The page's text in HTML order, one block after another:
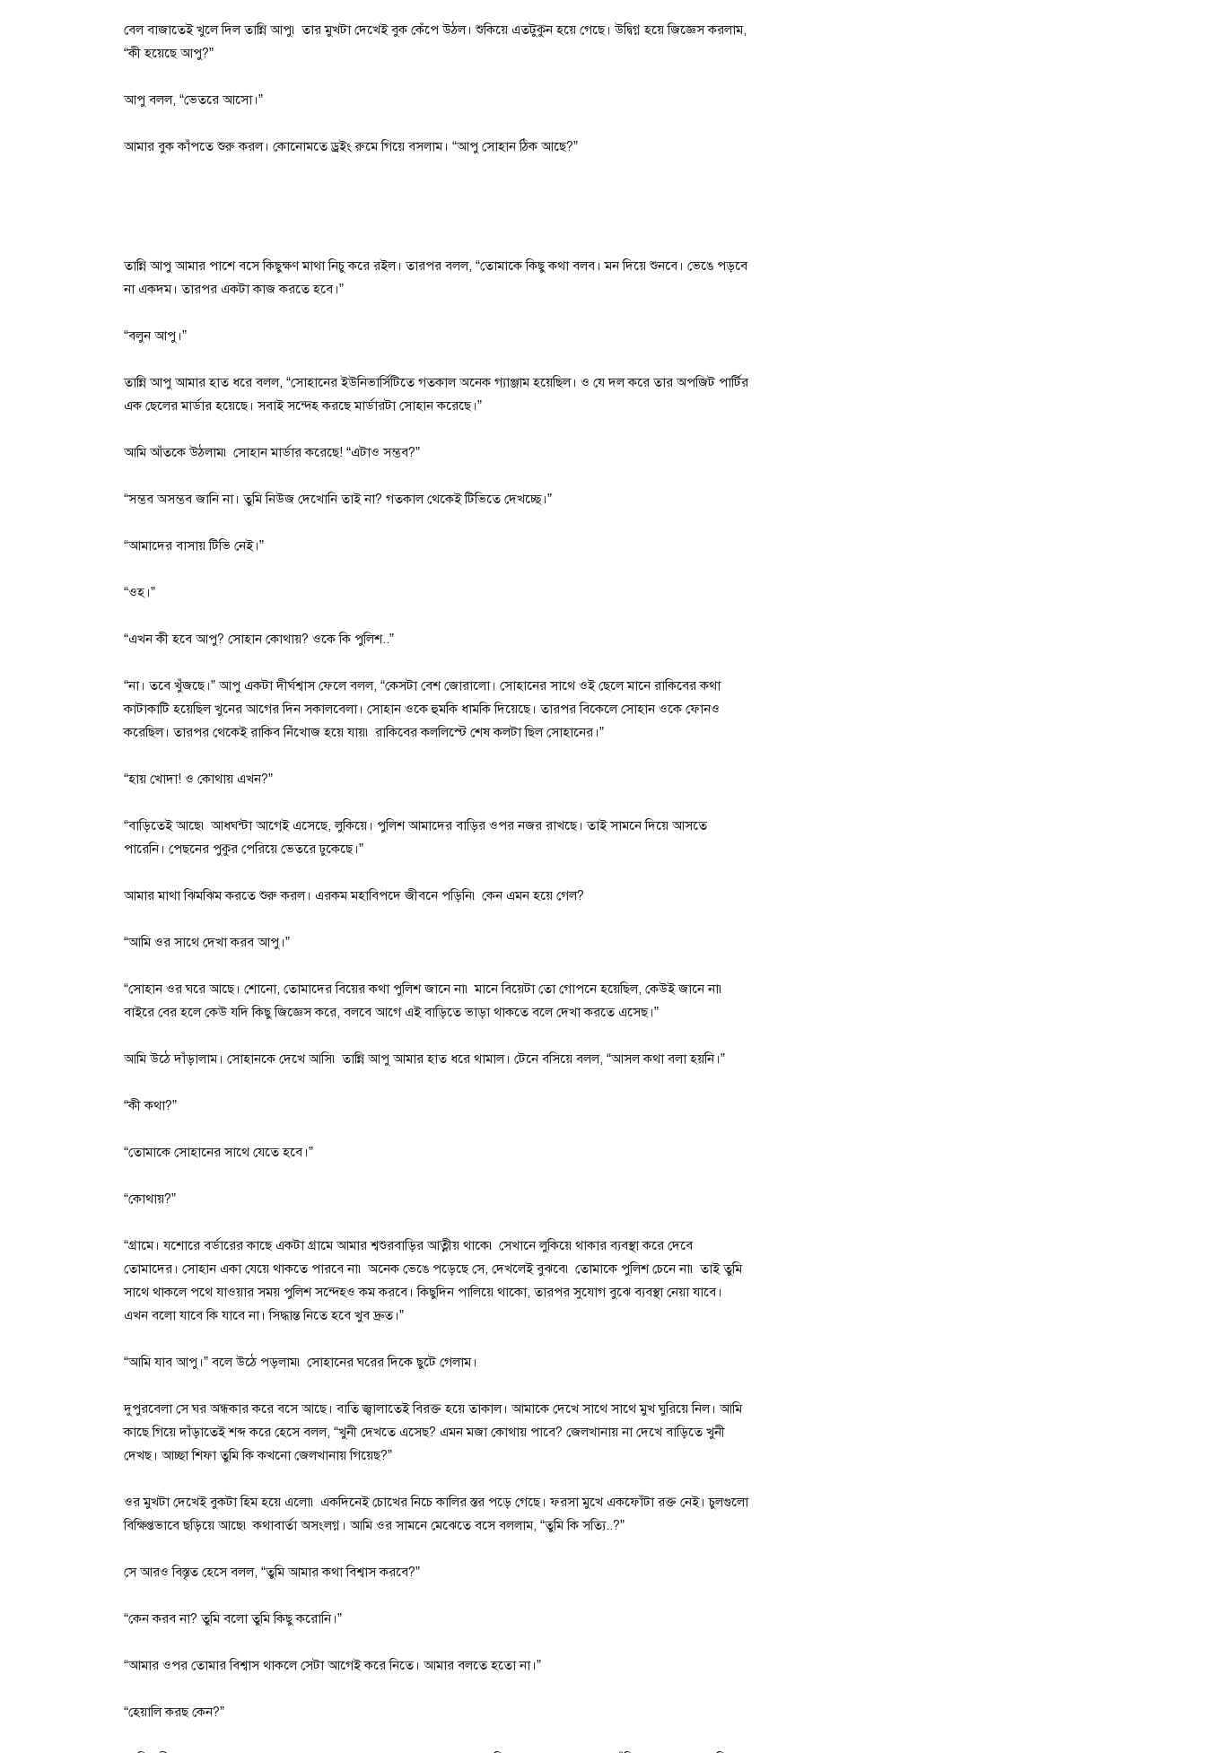
বেল বাজাতেই খুলে দিল তান্নি আপু৷ তার মুখটা দেখেই বুক কেঁপে উঠল। শুকিয়ে এতটুকুন হয়ে গেছে। উদ্বিগ্ন হয়ে জিজ্ঞেস করলাম,
“কী হয়েছে আপু?”
আপু বলল, “ভেতরে আসো।”
আমার বুক কাঁপতে শুরু করল। কোনোমতে ড্রইং রুমে গিয়ে বসলাম। “আপু সোহান ঠিক আছে?”
তান্নি আপু আমার পাশে বসে কিছুক্ষণ মাথা নিচু করে রইল। তারপর বলল, “তোমাকে কিছু কথা বলব। মন দিয়ে শুনবে। ভেঙে পড়বে
না একদম। তারপর একটা কাজ করতে হবে।”
“বলুন আপু।”
তান্নি আপু আমার হাত ধরে বলল, “সোহানের ইউনিভার্সিটিতে গতকাল অনেক গ্যাঞ্জাম হয়েছিল। ও যে দল করে তার অপজিট পার্টির
এক ছেলের মার্ডার হয়েছে। সবাই সন্দেহ করছে মার্ডারটা সোহান করেছে।”
আমি আঁতকে উঠলাম৷ সোহান মার্ডার করেছে! “এটাও সম্ভব?”
“সম্ভব অসম্ভব জানি না। তুমি নিউজ দেখোনি তাই না? গতকাল থেকেই টিভিতে দেখচ্ছে।”
“আমাদের বাসায় টিভি নেই।”
“ওহ।”
“এখন কী হবে আপু? সোহান কোথায়? ওকে কি পুলিশ..”
“না। তবে খুঁজছে।” আপু একটা দীর্ঘশ্বাস ফেলে বলল, “কেসটা বেশ জোরালো। সোহানের সাথে ওই ছেলে মানে রাকিবের কথা
কাটাকাটি হয়েছিল খুনের আগের দিন সকালবেলা। সোহান ওকে হুমকি ধামকি দিয়েছে। তারপর বিকেলে সোহান ওকে ফোনও
করেছিল। তারপর থেকেই রাকিব নিঁখোজ হয়ে যায়৷ রাকিবের কললিস্টে শেষ কলটা ছিল সোহানের।”
“হায় খোদা! ও কোথায় এখন?”
“বাড়িতেই আছে৷ আধঘন্টা আগেই এসেছে, লুকিয়ে। পুলিশ আমাদের বাড়ির ওপর নজর রাখছে। তাই সামনে দিয়ে আসতে
পারেনি। পেছনের পুকুর পেরিয়ে ভেতরে ঢুকেছে।”
আমার মাথা ঝিমঝিম করতে শুরু করল। এরকম মহাবিপদে জীবনে পড়িনি৷ কেন এমন হয়ে গেল?
“আমি ওর সাথে দেখা করব আপু।”
“সোহান ওর ঘরে আছে। শোনো, তোমাদের বিয়ের কথা পুলিশ জানে না৷ মানে বিয়েটা তো গোপনে হয়েছিল, কেউই জানে না৷
বাইরে বের হলে কেউ যদি কিছু জিজ্ঞেস করে, বলবে আগে এই বাড়িতে ভাড়া থাকতে বলে দেখা করতে এসেছ।”
আমি উঠে দাঁড়ালাম। সোহানকে দেখে আসি৷ তান্নি আপু আমার হাত ধরে থামাল। টেনে বসিয়ে বলল, “আসল কথা বলা হয়নি।”
“কী কথা?”
“তোমাকে সোহানের সাথে যেতে হবে।”
“কোথায়?”
“গ্রামে। যশোরে বর্ডারের কাছে একটা গ্রামে আমার শ্বশুরবাড়ির আত্নীয় থাকে৷ সেখানে লুকিয়ে থাকার ব্যবস্থা করে দেবে
তোমাদের। সোহান একা যেয়ে থাকতে পারবে না৷ অনেক ভেঙে পড়েছে সে, দেখলেই বুঝবে৷ তোমাকে পুলিশ চেনে না৷ তাই তুমি
সাথে থাকলে পথে যাওয়ার সময় পুলিশ সন্দেহও কম করবে। কিছুদিন পালিয়ে থাকো, তারপর সুযোগ বুঝে ব্যবস্থা নেয়া যাবে।
এখন বলো যাবে কি যাবে না। সিদ্ধান্ত নিতে হবে খুব দ্রুত।”
“আমি যাব আপু।” বলে উঠে পড়লাম৷ সোহানের ঘরের দিকে ছুটে গেলাম।
দুপুরবেলা সে ঘর অন্ধকার করে বসে আছে। বাতি জ্বালাতেই বিরক্ত হয়ে তাকাল। আমাকে দেখে সাথে সাথে মুখ ঘুরিয়ে নিল। আমি
কাছে গিয়ে দাঁড়াতেই শব্দ করে হেসে বলল, “খুনী দেখতে এসেছ? এমন মজা কোথায় পাবে? জেলখানায় না দেখে বাড়িতে খুনী
দেখছ। আচ্ছা শিফা তুমি কি কখনো জেলখানায় গিয়েছ?”
ওর মুখটা দেখেই বুকটা হিম হয়ে এলো৷ একদিনেই চোখের নিচে কালির স্তর পড়ে গেছে। ফরসা মুখে একফোঁটা রক্ত নেই। চুলগুলো
বিক্ষিপ্তভাবে ছড়িয়ে আছে৷ কথাবার্তা অসংলগ্ন। আমি ওর সামনে মেঝেতে বসে বললাম, “তুমি কি সত্যি..?”
সে আরও বিস্তৃত হেসে বলল, “তুমি আমার কথা বিশ্বাস করবে?”
“কেন করব না? তুমি বলো তুমি কিছু করোনি।”
“আমার ওপর তোমার বিশ্বাস থাকলে সেটা আগেই করে নিতে। আমার বলতে হতো না।”
“হেয়ালি করছ কেন?”